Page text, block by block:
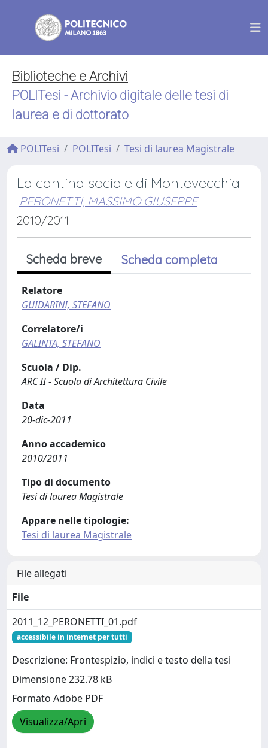
Biblioteche e Archivi
POLITesi - Archivio digitale delle tesi di
laurea e di dottorato
POLITesi POLITesi Tesi di laurea Magistrale
La cantina sociale di Montevecchia
PERONETTI, MASSIMO GIUSEPPE
2010/2011
Scheda breve Scheda completa
Relatore
GUIDARINI, STEFANO
Correlatore/i
GALINTA, STEFANO
Scuola / Dip.
ARC II - Scuola di Architettura Civile
Data
20-dic-2011
Anno accademico
2010/2011
Tipo di documento
Tesi di laurea Magistrale
Appare nelle tipologie:
Tesi di laurea Magistrale
File allegati
File
2011_12_PERONETTI_01.pdf
accessibile in internet per tutti
Descrizione: Frontespizio, indici e testo della tesi
Dimensione 232.78 kB
Formato Adobe PDF
Visualizza/Apri